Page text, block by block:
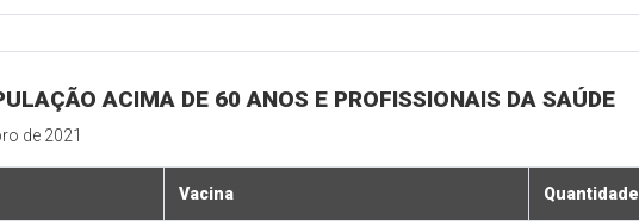
ACIMA DE 60 ANOS E PROFISSIONAIS DA SAÚDE
de 2021
Vacina Quantidade